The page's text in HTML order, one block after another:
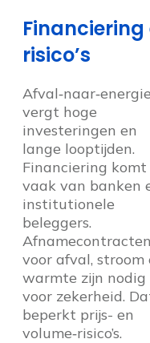
Financiering
risico’s
Afval‑naar‑energie
vergt hoge
investeringen en
lange looptijden.
Financiering komt
vaak van banken
institutionele
beleggers.
Afnamecontracten
voor afval, stroom
warmte zijn nodig
voor zekerheid.
beperkt prijs- en
volume‑risico’s.